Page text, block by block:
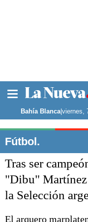
Noticias
Bahía Blanca|viernes,
Fútbol.
Tras ser
"Dibu" Martínez
la Selección
El arquero